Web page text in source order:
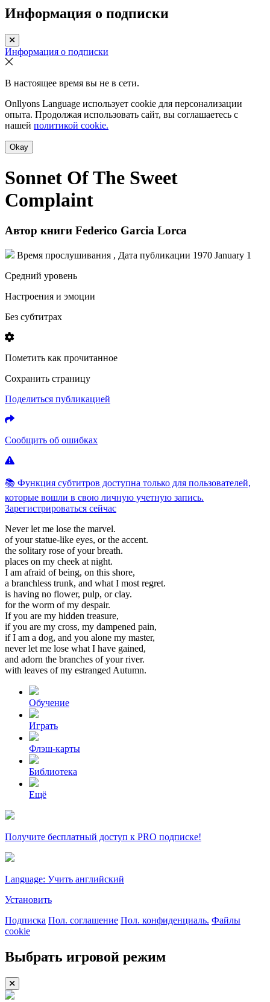
Информация о подписки
Информация о подписки
В настоящее время вы не в сети.
Onllyons Language использует cookie для персонализации
опыта. Продолжая использовать сайт, вы соглашаетесь с
нашей политикой cookie.
Okay
Sonnet Of The Sweet
Complaint
Автор книги Federico Garcia Lorca
Время прослушивания , Дата публикации 1970 January 1
Средний уровень
Настроения и эмоции
Без субтитрах
Пометить как прочитанное
Сохранить страницу
Поделиться публикацией
Сообщить об ошибках
📚 Функция субтитров доступна только для пользователей,
которые вошли в свою личную учетную запись.
Зарегистрироваться сейчас
Neverlet me lose the marvel.
ofyourstatue-like eyes, orthe accent.
the solitary rose ofyourbreath.
places on my cheek at night.
I am afraid ofbeing, on this shore,
a branchless trunk, and what I most regret.
is having no flower, pulp, orclay.
forthe worm ofmy despair.
Ifyou are my hidden treasure,
ifyou are my cross, my dampened pain,
ifI am a dog, and you alone my master,
neverlet me lose what I have gained,
and adorn the branches ofyourriver.
with leaves ofmy estranged Autumn.
Обучение
Играть
Флэш-карты
Библиотека
Ещё
Получите бесплатный доступ к PRO подписке!
Language: Учить английский
Установить
Подписка Пол. соглашение Пол. конфиденциаль. Файлы
cookie
Выбрать игровой режим